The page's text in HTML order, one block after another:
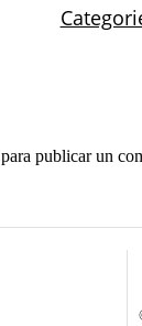
para publicar un